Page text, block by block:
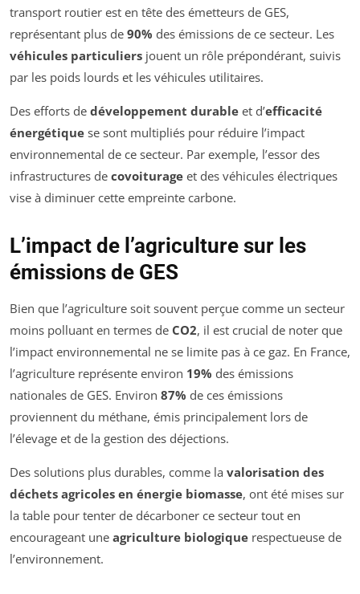
transport routier est en tête des émetteurs de GES,
représentant plus de 90% des émissions de ce secteur. Les
véhicules particuliers jouent un rôle prépondérant, suivis
par les poids lourds et les véhicules utilitaires.
Des efforts de développement durable et d’efficacité
énergétique se sont multipliés pour réduire l’impact
environnemental de ce secteur. Par exemple, l’essor des
infrastructures de covoiturage et des véhicules électriques
vise à diminuer cette empreinte carbone.
L’impact de l’agriculture sur les
émissions de GES
Bien que l’agriculture soit souvent perçue comme un secteur
moins polluant en termes de CO2, il est crucial de noter que
l’impact environnemental ne se limite pas à ce gaz. En France,
l’agriculture représente environ 19% des émissions
nationales de GES. Environ 87% de ces émissions
proviennent du méthane, émis principalement lors de
l’élevage et de la gestion des déjections.
Des solutions plus durables, comme la valorisation des
déchets agricoles en énergie biomasse, ont été mises sur
la table pour tenter de décarboner ce secteur tout en
encourageant une agriculture biologique respectueuse de
l’environnement.